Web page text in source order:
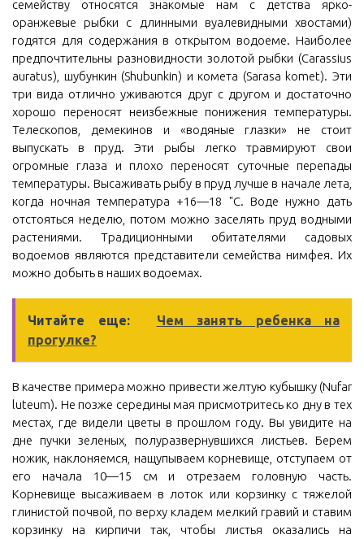
семейству относятся знакомые нам с детства ярко-
оранжевые рыбки с длинными вуалевидными хвостами)
годятся для содержания в открытом водоеме. Наиболее
предпочтительны разновидности золотой рыбки (Carassius
auratus), шубункин (Shubunkin) и комета (Sarasa komet). Эти
три вида отлично уживаются друг с другом и достаточно
хорошо переносят неизбежные понижения температуры.
Телескопов, демекинов и «водяные глазки» не стоит
выпускать в пруд. Эти рыбы легко травмируют свои
огромные глаза и плохо переносят суточные перепады
температуры. Высаживать рыбу в пруд лучше в начале лета,
когда ночная температура +16—18 "С. Воде нужно дать
отстояться неделю, потом можно заселять пруд водными
растениями. Традиционными обитателями садовых
водоемов являются представители семейства нимфея. Их
можно добыть в наших водоемах.
Читайте еще:
Чем занять ребенка на
прогулке?
В качестве примера можно привести желтую кубышку (Nufar
luteum). Не позже середины мая присмотритесь ко дну в тех
местах, где видели цветы в прошлом году. Вы увидите на
дне пучки зеленых, полуразвернувшихся листьев. Берем
ножик, наклоняемся, нащупываем корневище, отступаем от
его начала 10—15 см и отрезаем головную часть.
Корневище высаживаем в лоток или корзинку с тяжелой
глинистой почвой, по верху кладем мелкий гравий и ставим
корзинку на кирпичи так, чтобы листья оказались на